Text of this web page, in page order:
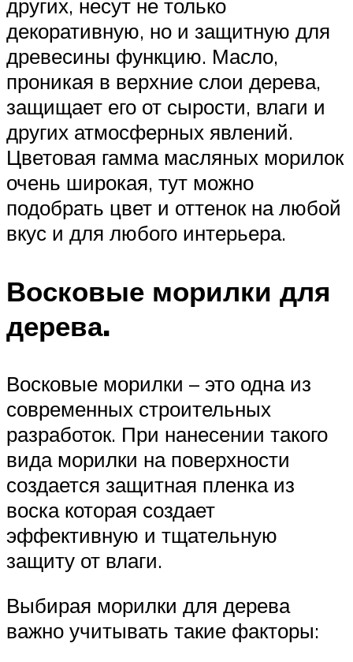
других, несут не только
декоративную, но и защитную для
древесины функцию. Масло,
проникая в верхние слои дерева,
защищает его от сырости, влаги и
других атмосферных явлений.
Цветовая гамма масляных морилок
очень широкая, тут можно
подобрать цвет и оттенок на любой
вкус и для любого интерьера.
Восковые морилки для
дерева.
Восковые морилки – это одна из
современных строительных
разработок. При нанесении такого
вида морилки на поверхности
создается защитная пленка из
воска которая создает
эффективную и тщательную
защиту от влаги.
Выбирая морилки для дерева
важно учитывать такие факторы: